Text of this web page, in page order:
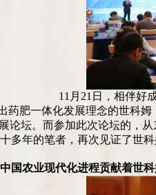
11月21日，相伴
肥一体化发展理念的世科
坛。而参加此次论坛的，
多年的笔者，再次见证了世
国农业现代化进程贡献着世科